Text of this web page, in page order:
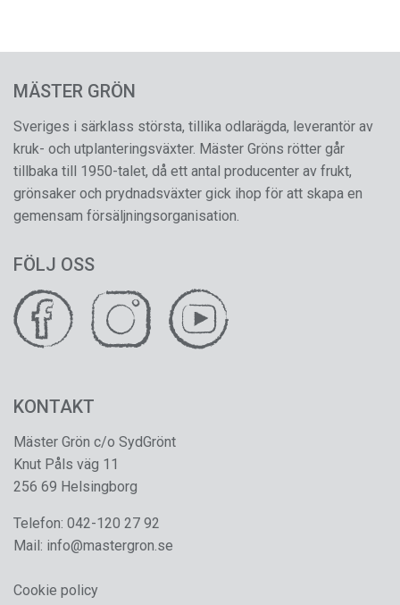
MÄSTER GRÖN
Sveriges i särklass största, tillika odlarägda, leverantör av
kruk- och utplanteringsväxter. Mäster Gröns rötter går
tillbaka till 1950-talet, då ett antal producenter av frukt,
grönsaker och prydnadsväxter gick ihop för att skapa en
gemensam försäljningsorganisation.
FÖLJ OSS
KONTAKT
Mäster Grön c/o SydGrönt
Knut Påls väg 11
256 69 Helsingborg
Telefon: 042-120 27 92
Mail: info@mastergron.se
Cookie policy